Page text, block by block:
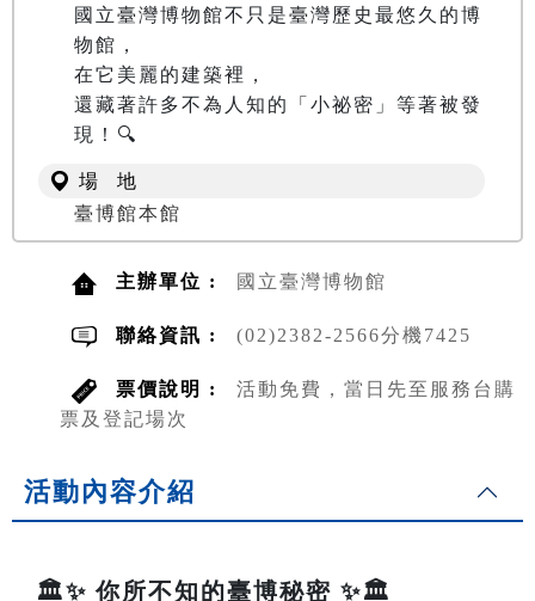
國立臺灣博物館不只是臺灣歷史最悠久的博
物館，
在它美麗的建築裡，
還藏著許多不為人知的「小祕密」等著被發
現！🔍
場 地
臺博館本館
主辦單位 : 國立臺灣博物館
聯絡資訊 : (02)2382-2566分機7425
票價說明 :
活動免費，當日先至服務台購
票及登記場次
活動內容介紹
🏛️✨ 你所不知的臺博秘密 ✨🏛️